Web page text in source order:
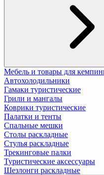
Мебель и товары для
Автохолодильники
Гамаки туристические
Грили и мангалы
Коврики туристические
Палатки и тенты
Спальные мешки
Столы раскладные
Стулья раскладные
Трекинговые палки
Туристические аксессуары
Шезлонги раскладные